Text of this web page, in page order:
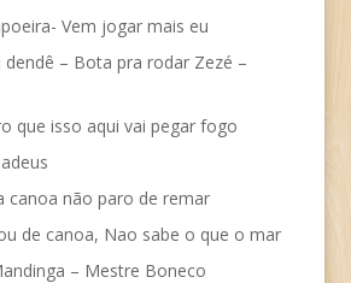
Vem jogar mais eu
– Bota pra rodar Zezé –
que isso aqui vai pegar fogo
canoa não paro de remar
de canoa, Nao sabe o que o mar
– Mestre Boneco